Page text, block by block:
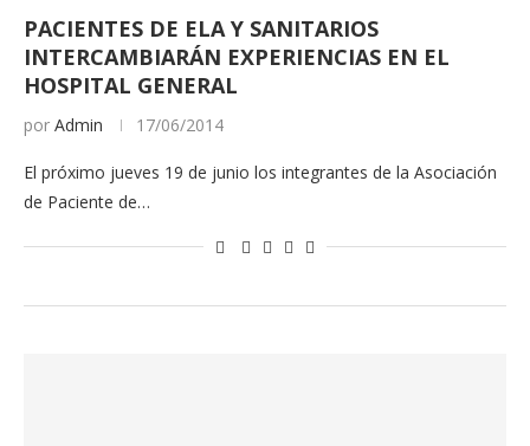
PACIENTES DE ELA Y SANITARIOS
INTERCAMBIARÁN EXPERIENCIAS EN EL
HOSPITAL GENERAL
por Admin 17/06/2014
El próximo jueves 19 de junio los integrantes de la Asociación
de Paciente de…